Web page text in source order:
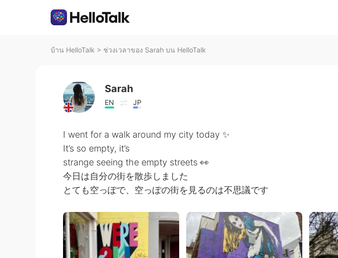
บ้าน HelloTalk > ช่วงเวลาของ Sarah บน HelloTalk
Sarah
EN JP
I went for a walk around my city today ✨
It’s so empty, it’s
strange seeing the empty streets 👀
今日は自分の街を散歩しました
とても空っぽで、空っぽの街を見るのは不思議です